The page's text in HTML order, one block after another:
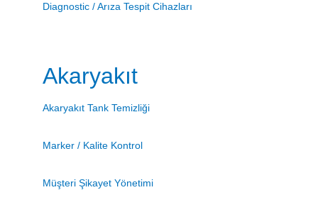
Diagnostic / Arıza Tespit Cihazları
Akaryakıt
Akaryakıt Tank Temizliği
Marker / Kalite Kontrol
Müşteri Şikayet Yönetimi